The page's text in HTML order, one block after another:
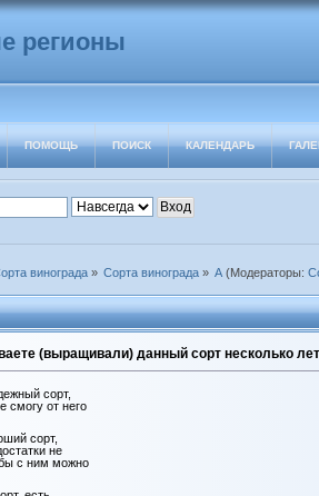
ПОМОЩЬ ПОИСК КАЛЕНДАРЬ
винограда» Сорта винограда» А (Модераторы:
(выращивали) данный сорт несколько
сорт,
смогу от него
сорт,
не
с ним можно